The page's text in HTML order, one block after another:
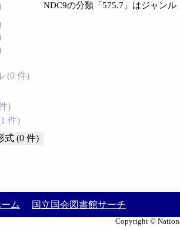
(0 件)
)
件)
式 (0 件)
NDC9の分類「575.7」はジャン
ム 国立国会図書館サーチ
Copyright ©